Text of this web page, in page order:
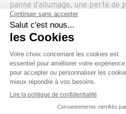
panne d’allumage, une perte de
radiateurs froids ou l’apparition
Chaque intervention débute par
réparation afin d’assurer une
Prendre rendez-vous